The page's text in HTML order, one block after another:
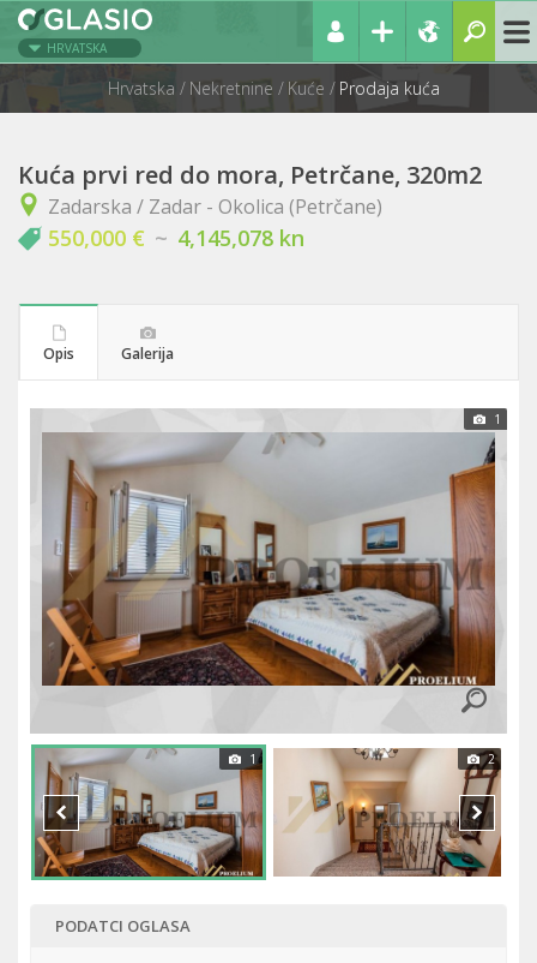
HRVATSKA
Hrvatska Nekretnine Kuće Prodaja kuća
Kuća prvi red do mora, Petrčane, 320m2
Zadarska / Zadar - Okolica (Petrčane)
550,000 € ~ 4,145,078 kn
Opis Galerija
1
1 2
PODATCI OGLASA